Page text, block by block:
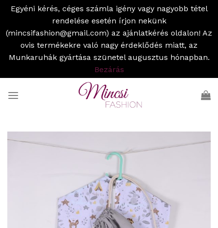
Egyéni kérés, céges számla igény vagy nagyobb tétel
rendelése esetén írjon nekünk
(mincsifashion@gmail.com) az ajánlatkérés oldalon! Az
ovis termékekre való nagy érdeklődés miatt, az
Munkaruhák gyártása szünetel augusztus hónapban.
Bezárás